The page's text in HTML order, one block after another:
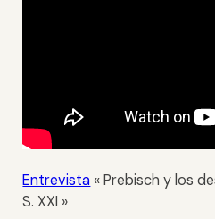
Entrevista « Prebisch y los
S. XXI »